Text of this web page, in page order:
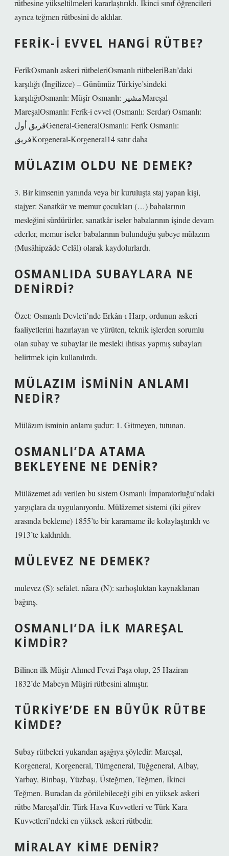
rütbesine yükseltilmeleri kararlaştırıldı. İkinci sınıf öğrencileri
ayrıca teğmen rütbesini de aldılar.
FERIK-I EVVEL HANGI RÜTBE?
FerîkOsmanlı askeri rütbeleriOsmanlı rütbeleriBatı’daki
karşılığı (İngilizce) – Günümüz Türkiye’sindeki
karşılığıOsmanlı: Müşîr Osmanlı: مشیرMareşal-
MareşalOsmanlı: Ferîk-i evvel (Osmanlı: Serdar) Osmanlı:
فریق أولGeneral-GeneralOsmanlı: Ferîk Osmanlı:
فریقKorgeneral-Korgeneral14 satır daha
MÜLAZIM OLDU NE DEMEK?
3. Bir kimsenin yanında veya bir kuruluşta staj yapan kişi,
stajyer: Sanatkâr ve memur çocukları (…) babalarının
mesleğini sürdürürler, sanatkâr iseler babalarının işinde devam
ederler, memur iseler babalarının bulunduğu şubeye mülazım
(Musâhipzâde Celâl) olarak kaydolurlardı.
OSMANLIDA SUBAYLARA NE
DENIRDI?
Özet: Osmanlı Devleti’nde Erkân-ı Harp, ordunun askeri
faaliyetlerini hazırlayan ve yürüten, teknik işlerden sorumlu
olan subay ve subaylar ile mesleki ihtisas yapmış subayları
belirtmek için kullanılırdı.
MÜLAZIM ISMININ ANLAMI
NEDIR?
Mülâzım isminin anlamı şudur: 1. Gitmeyen, tutunan.
OSMANLI’DA ATAMA
BEKLEYENE NE DENIR?
Mülâzemet adı verilen bu sistem Osmanlı İmparatorluğu’ndaki
yargıçlara da uygulanıyordu. Mülâzemet sistemi (iki görev
arasında bekleme) 1855’te bir kararname ile kolaylaştırıldı ve
1913’te kaldırıldı.
MÜLEVEZ NE DEMEK?
mulevez (S): sefalet. nāara (N): sarhoşluktan kaynaklanan
bağırış.
OSMANLI’DA ILK MAREŞAL
KIMDIR?
Bilinen ilk Müşir Ahmed Fevzi Paşa olup, 25 Haziran
1832’de Mabeyn Müşiri rütbesini almıştır.
TÜRKIYE’DE EN BÜYÜK RÜTBE
KIMDE?
Subay rütbeleri yukarıdan aşağıya şöyledir: Mareşal,
Korgeneral, Korgeneral, Tümgeneral, Tuğgeneral, Albay,
Yarbay, Binbaşı, Yüzbaşı, Üsteğmen, Teğmen, İkinci
Teğmen. Buradan da görülebileceği gibi en yüksek askeri
rütbe Mareşal’dir. Türk Hava Kuvvetleri ve Türk Kara
Kuvvetleri’ndeki en yüksek askeri rütbedir.
MIRALAY KIME DENIR?